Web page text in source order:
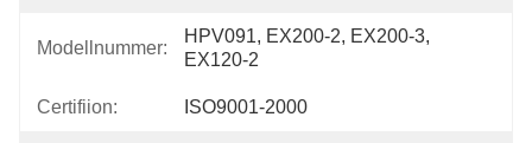
Modellnummer:
HPV091, EX200-2, EX200-3,
EX120-2
Certifiion: ISO9001-2000